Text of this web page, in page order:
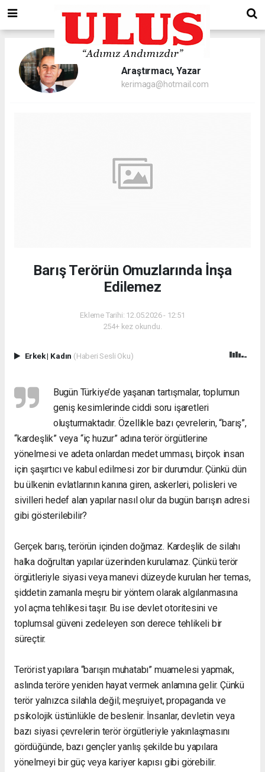
Abdülkerim Ağa/
Araştırmacı, Yazar
kerimaga@hotmail.com
Barış Terörün Omuzlarında İnşa
Edilemez
Ekleme Tarihi: 12.05.2026 - 12:51
254+ kez okundu.
Erkek| Kadın (Haberi Sesli Oku)
Bugün Türkiye’de yaşanan tartışmalar, toplumun
geniş kesimlerinde ciddi soru işaretleri
oluşturmaktadır. Özellikle bazı çevrelerin, “barış”,
“kardeşlik” veya “iç huzur” adına terör örgütlerine
yönelmesi ve adeta onlardan medet umması, birçok insan
için şaşırtıcı ve kabul edilmesi zor bir durumdur. Çünkü dün
bu ülkenin evlatlarının kanına giren, askerleri, polisleri ve
sivilleri hedef alan yapılar nasıl olur da bugün barışın adresi
gibi gösterilebilir?
Gerçek barış, terörün içinden doğmaz. Kardeşlik de silahı
halka doğrultan yapılar üzerinden kurulamaz. Çünkü terör
örgütleriyle siyasi veya manevi düzeyde kurulan her temas,
şiddetin zamanla meşru bir yöntem olarak algılanmasına
yol açma tehlikesi taşır. Bu ise devlet otoritesini ve
toplumsal güveni zedeleyen son derece tehlikeli bir
süreçtir.
Terörist yapılara “barışın muhatabı” muamelesi yapmak,
aslında teröre yeniden hayat vermek anlamına gelir. Çünkü
terör yalnızca silahla değil; meşruiyet, propaganda ve
psikolojik üstünlükle de beslenir. İnsanlar, devletin veya
bazı siyasi çevrelerin terör örgütleriyle yakınlaşmasını
gördüğünde, bazı gençler yanlış şekilde bu yapılara
yönelmeyi bir güç veya kariyer kapısı gibi görebilir.